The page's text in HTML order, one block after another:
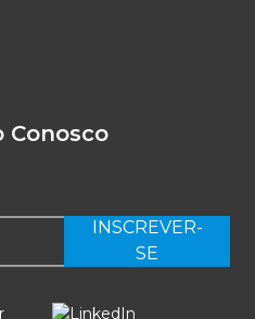
Conosco
INSCREVER-
SE